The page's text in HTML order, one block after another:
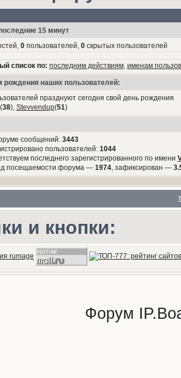
15 минут
0пользователей, 0скрытых пользователей
список по: последним действиям, именам
наших пользователей:
празднуют сегодня свой день рождения
(38), Stevvendup(51)
сообщений: 3443
пользователей: 1044
последнего зарегистрированного по имени
посещаемости форума — 1974, зафиксирован —
и кнопки:
Форум